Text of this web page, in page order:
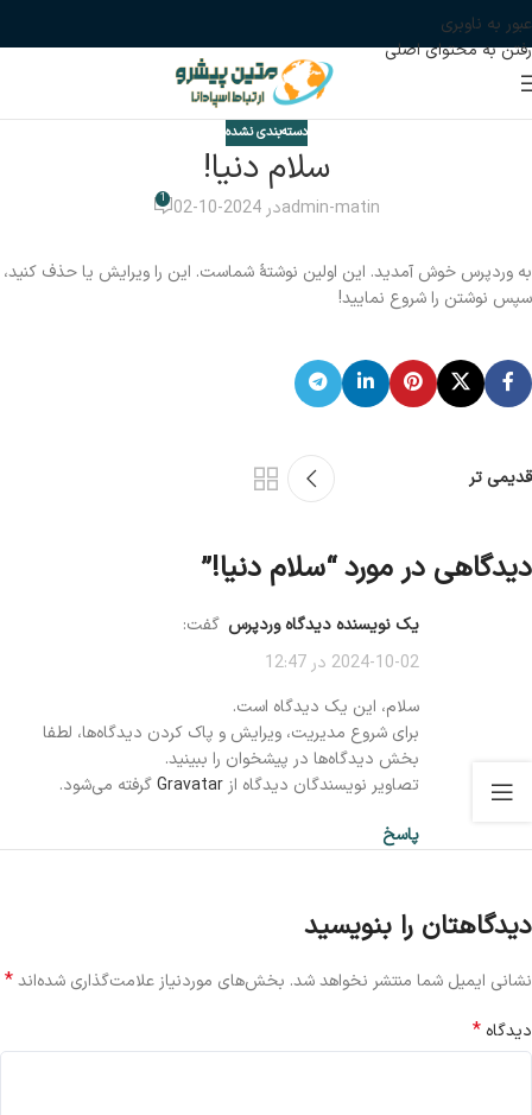
عبور به ناوبری
رفتن به محتوای اصلی
دسته‌بندی نشده
سلام دنیا!
admin-matinدر 2024-10-02 1
به وردپرس خوش آمدید. این اولین نوشتهٔ شماست. این را ویرایش یا حذف کنید،
سپس نوشتن را شروع نمایید!
قدیمی تر
دیدگاهی در مورد “سلام دنیا!”
یک نویسنده دیدگاه وردپرس گفت:
2024-10-02 در 12:47
سلام، این یک دیدگاه است.
برای شروع مدیریت، ویرایش و پاک کردن دیدگاه‌ها، لطفا
بخش دیدگاه‌ها در پیشخوان را ببینید.
تصاویر نویسندگان دیدگاه از Gravatarگرفته می‌شود.
پاسخ
دیدگاهتان را بنویسید
نشانی ایمیل شما منتشر نخواهد شد. بخش‌های موردنیاز علامت‌گذاری شده‌اند*
دیدگاه *